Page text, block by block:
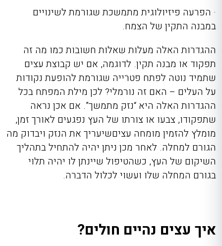
· הפרעה פיזיולוגית מתמשכת שגורמת לשינויים
במבנה התקין של הצמח.
ההגדרות האלה מעלות שאלות חשובות כמו מה זה
תפקוד או מבנה תקין. לדוגמה, אם יש קבוצת עצים
שתמיד נוטה לפתח פטרייה שגורמת להופעת נקודות
על העלים – האם זה נורמלי? לכן מילת המפתח בכל
ההגדרות האלה היא “נזק מתמשך”. אם אכן נראה
שתפקודו, צבעו או צורתו של העץ נפגעים לאורך זמן,
מומלץ להזמין מומחה עציםשיעריך את הנזק ויבדוק מה
הגורם למחלה. לאחר מכן ניתן יהיה להתחיל בתהליך
השיקום של העץ, כשהטיפול שיינתן לו יהיה תלוי
בגורם המחלה שלו ועשוי לכלול הדברה.
איך עצים נהיים חולים?